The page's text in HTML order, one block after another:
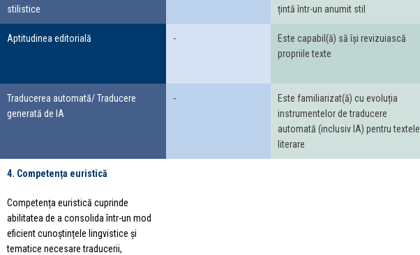
stilistice
țintă într-un anumit stil
Aptitudinea editorială -
Este capabil(ă) să își revizuiască
propriile texte
Traducerea automată/ Traducere
generată de IA
-
Este familiarizat(ă) cu evoluția
instrumentelor de traducere
automată (inclusiv IA) pentru textele
literare
4. Competența euristică
Competența euristică cuprinde
abilitatea de a consolida într-un mod
eficient cunoștințele lingvistice și
tematice necesare traducerii,